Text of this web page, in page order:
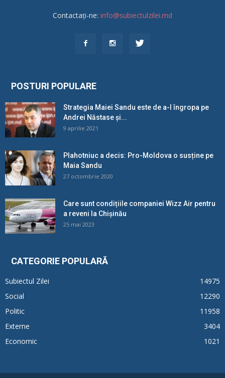
Contactați-ne: info@subiectulzilei.md
POSTURI POPULARE
Strategia Maiei Sandu este de a-l îngropa pe
Andrei Năstase și...
9 aprilie 2021
Plahotniuc a decis: Pro-Moldova o susține pe
Maia Sandu
27 octombrie 2020
Care sunt condițiile companiei Wizz Air pentru
a reveni la Chișinău
25 mai 2023
CATEGORIE POPULARĂ
Subiectul Zilei
14975
Social
12290
Politic
11958
Externe
3404
Economic
1021